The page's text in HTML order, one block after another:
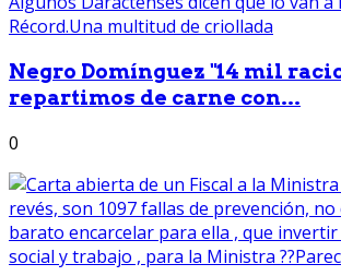
Negro Domínguez "14 mil
repartimos de carne con...
0